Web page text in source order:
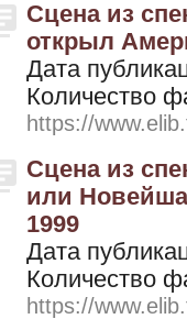
Сцена из
открыл
Дата
Количество
https://
Сцена из
или
1999
Дата
Количество
https://